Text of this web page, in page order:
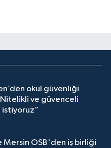
okul güvenliği
ve güvenceli
istiyoruz”
Mersin OSB'den iş birliği